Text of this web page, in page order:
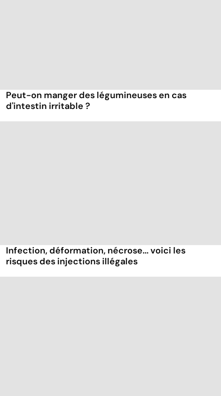
Peut-on manger des légumineuses en cas
d'intestin irritable ?
Infection, déformation, nécrose... voici les
risques des injections illégales